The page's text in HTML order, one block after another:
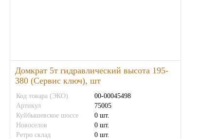
КРАЗ
ММЗ
Домкрат 5т гидравлический высота 195-
380 (Сервис ключ), шт
Код товара (ЭКО)
00-00045498
Артикул
75005
Куйбышевское шоссе
0 шт.
Новоселов
0 шт.
Ретро склад
0 шт.